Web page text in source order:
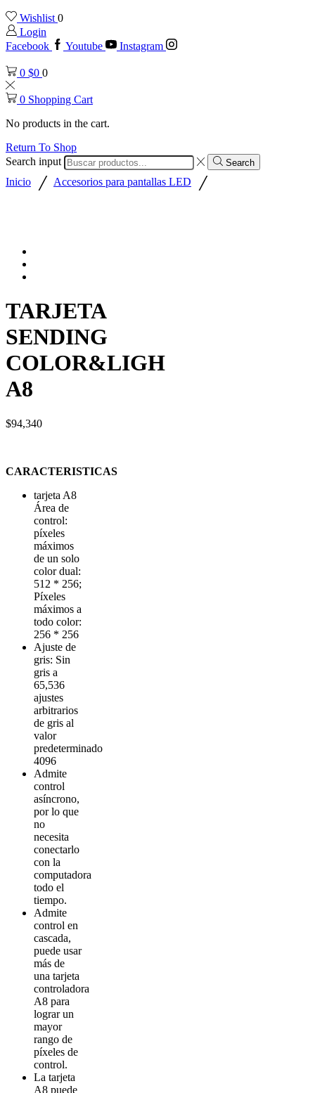
Wishlist 0
Login
Facebook
Youtube Instagram
0 $0 0
0 Shopping Cart
No products in the cart.
Return To Shop
Search input
Search
Inicio / Accesorios para pantallas LED /
TARJETA
SENDING
COLOR&LIGH
A8
$94,340
CARACTERISTICAS
tarjeta A8
Área de
control:
píxeles
máximos
de un solo
color dual:
512 * 256;
Píxeles
máximos a
todo color:
256 * 256
Ajuste de
gris: Sin
gris a
65,536
ajustes
arbitrarios
de gris al
valor
predeterminado
4096
Admite
control
asíncrono,
por lo que
no
necesita
conectarlo
con la
computadora
todo el
tiempo.
Admite
control en
cascada,
puede usar
más de
una tarjeta
controladora
A8 para
lograr un
mayor
rango de
píxeles de
control.
La tarjeta
A8 puede